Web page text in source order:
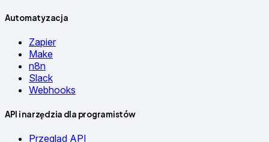
Automatyzacja
Zapier
Make
n8n
Slack
Webhooks
API i narzędzia dla programistów
Przegląd API